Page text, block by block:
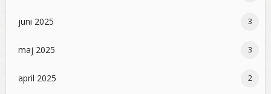
juni 2025 3
maj 2025 3
april 2025 2